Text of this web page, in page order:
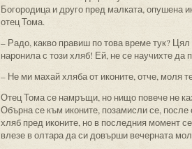
Богородица и друго пред малката, опушена
отец Тома.
– Радо, какво правиш по това време тук?
наронила с този хляб! Ей, не се научихте да
– Не ми махай хляба от иконите, отче, моля
Отец Тома се намръщи, но нищо повече не
Обърна се към иконите, позамисли се, после
хляб пред иконите, но в последния момент
влезе в олтара да си довърши вечерната